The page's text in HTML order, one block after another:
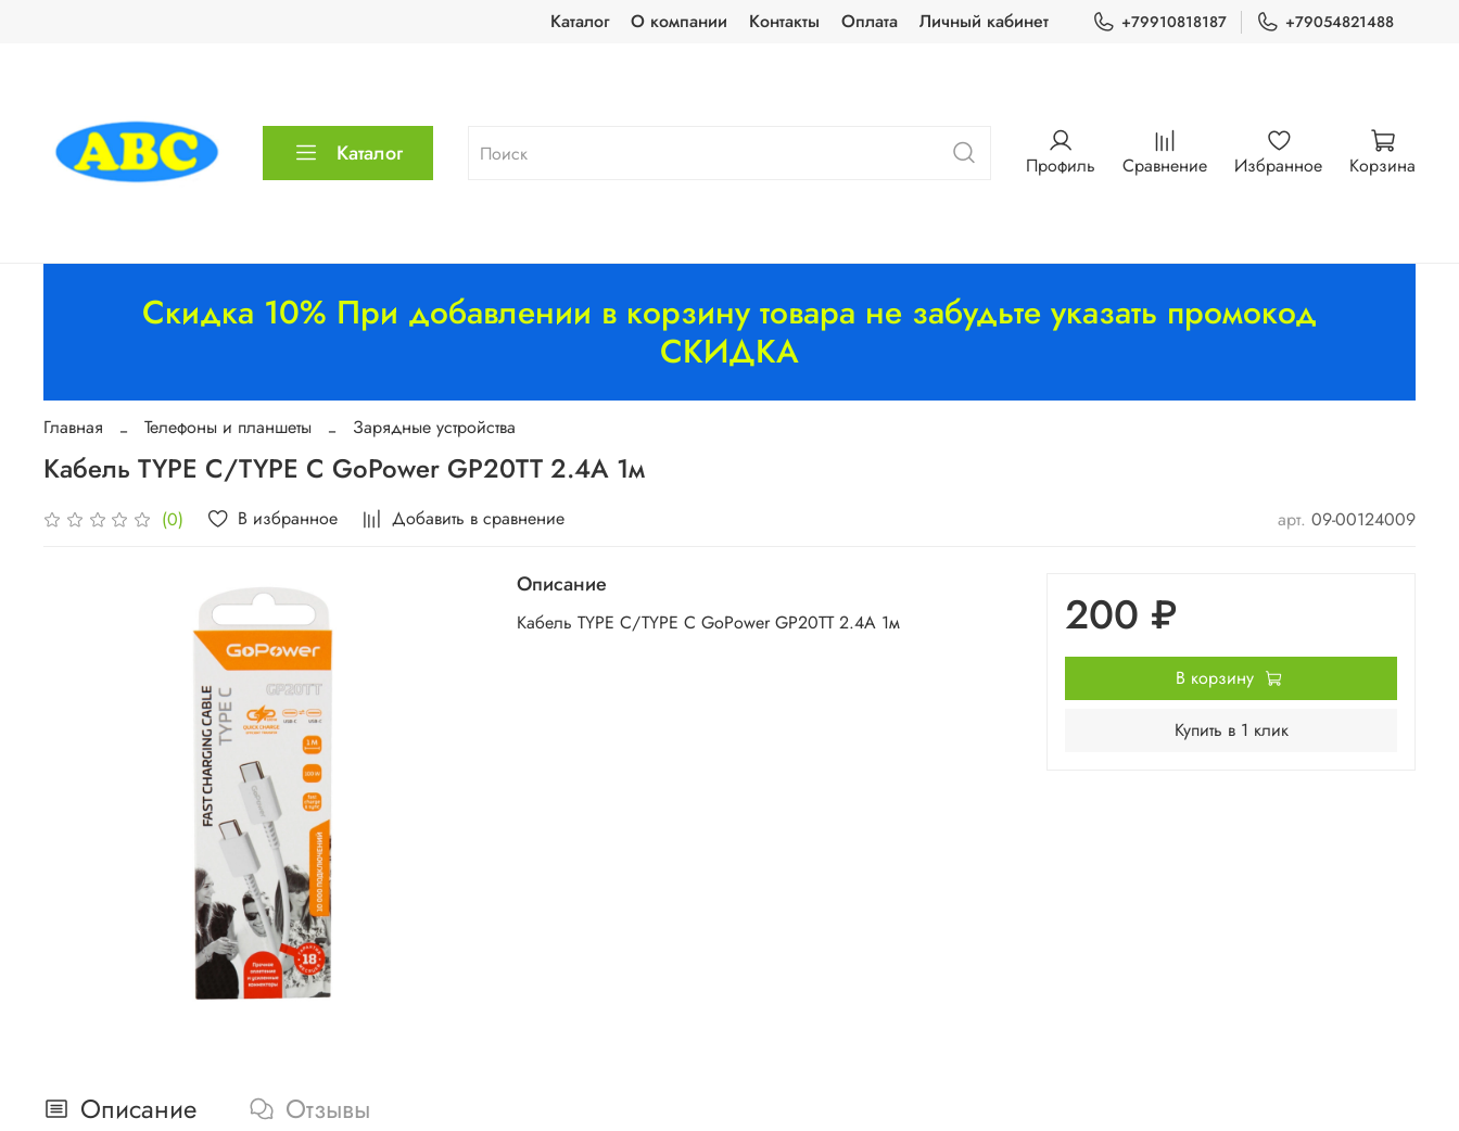
Каталог О компании Контакты Оплата Личный кабинет +79910818187 +79054821488
Каталог Профиль Сравнение Избранное Корзина
Скидка 10% При добавлении в корзину товара не забудьте указать промокод
СКИДКА
Главная Телефоны и планшеты Зарядные устройства
Кабель TYPE C/TYPE C GoPower GP20TT 2.4A 1м
(0) В избранное Добавить в сравнение арт. 09-00124009
Описание
Кабель TYPE C/TYPE C GoPower GP20TT 2.4A 1м 200 ₽
В корзину
Купить в 1 клик
Описание Отзывы